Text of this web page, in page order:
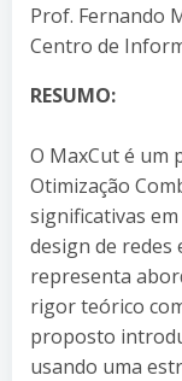
Prof. Fernando
Centro de
RESUMO:
O MaxCut é um
Otimização
significativas
design de redes
representa
rigor teórico
proposto
usando uma